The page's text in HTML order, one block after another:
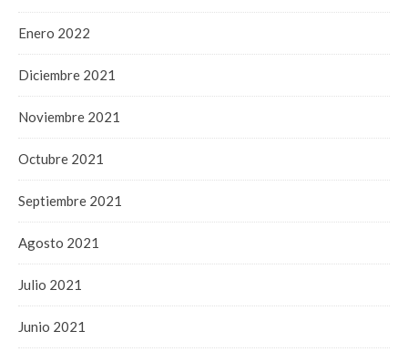
Enero 2022
Diciembre 2021
Noviembre 2021
Octubre 2021
Septiembre 2021
Agosto 2021
Julio 2021
Junio 2021